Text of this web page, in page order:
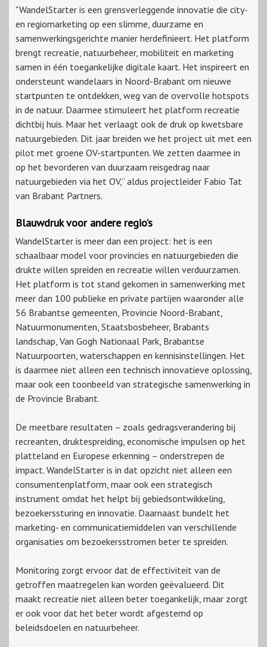
"WandelStarter is een grensverleggende innovatie die city-
en regiomarketing op een slimme, duurzame en
samenwerkingsgerichte manier herdefinieert. Het platform
brengt recreatie, natuurbeheer, mobiliteit en marketing
samen in één toegankelijke digitale kaart. Het inspireert en
ondersteunt wandelaars in Noord-Brabant om nieuwe
startpunten te ontdekken, weg van de overvolle hotspots
in de natuur. Daarmee stimuleert het platform recreatie
dichtbij huis. Maar het verlaagt ook de druk op kwetsbare
natuurgebieden. Dit jaar breiden we het project uit met een
pilot met groene OV-startpunten. We zetten daarmee in
op het bevorderen van duurzaam reisgedrag naar
natuurgebieden via het OV,” aldus projectleider Fabio Tat
van Brabant Partners.
Blauwdruk voor andere regio’s
WandelStarter is meer dan een project: het is een
schaalbaar model voor provincies en natuurgebieden die
drukte willen spreiden en recreatie willen verduurzamen.
Het platform is tot stand gekomen in samenwerking met
meer dan 100 publieke en private partijen waaronder alle
56 Brabantse gemeenten, Provincie Noord-Brabant,
Natuurmonumenten, Staatsbosbeheer, Brabants
landschap, Van Gogh Nationaal Park, Brabantse
Natuurpoorten, waterschappen en kennisinstellingen. Het
is daarmee niet alleen een technisch innovatieve oplossing,
maar ook een toonbeeld van strategische samenwerking in
de Provincie Brabant.
De meetbare resultaten – zoals gedragsverandering bij
recreanten, druktespreiding, economische impulsen op het
platteland en Europese erkenning – onderstrepen de
impact. WandelStarter is in dat opzicht niet alleen een
consumentenplatform, maar ook een strategisch
instrument omdat het helpt bij gebiedsontwikkeling,
bezoekerssturing en innovatie. Daarnaast bundelt het
marketing- en communicatiemiddelen van verschillende
organisaties om bezoekersstromen beter te spreiden.
Monitoring zorgt ervoor dat de effectiviteit van de
getroffen maatregelen kan worden geëvalueerd. Dit
maakt recreatie niet alleen beter toegankelijk, maar zorgt
er ook voor dat het beter wordt afgestemd op
beleidsdoelen en natuurbeheer.